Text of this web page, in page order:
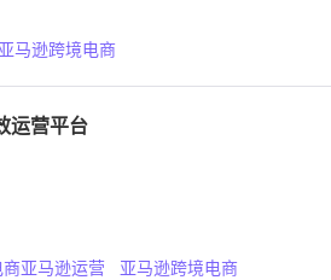
亚马逊跨境电商
运营平台
亚马逊运营 亚马逊跨境电商